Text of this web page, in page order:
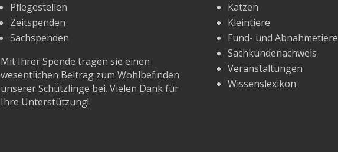
Pflegestellen
Zeitspenden
Sachspenden
Mit Ihrer Spende tragen sie einen
wesentlichen Beitrag zum Wohlbefinden
unserer Schützlinge bei. Vielen Dank für
Ihre Unterstützung!
Katzen
Kleintiere
Fund- und Abnahmetiere
Sachkundenachweis
Veranstaltungen
Wissenslexikon